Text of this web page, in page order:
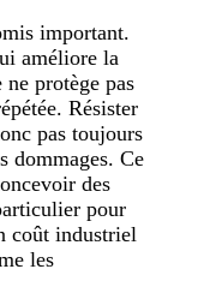
important.
améliore la
protège pas
Résister
pas toujours
dommages. Ce
des
pour
coût industriel
les